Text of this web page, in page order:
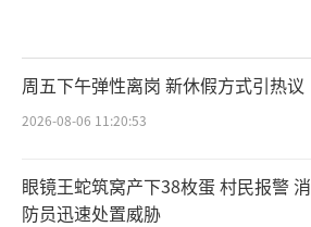
周五下午弹性离岗 新休假方式引热议
2026-08-06 11:20:53
眼镜王蛇筑窝产下38枚蛋 村民报警 消
防员迅速处置威胁